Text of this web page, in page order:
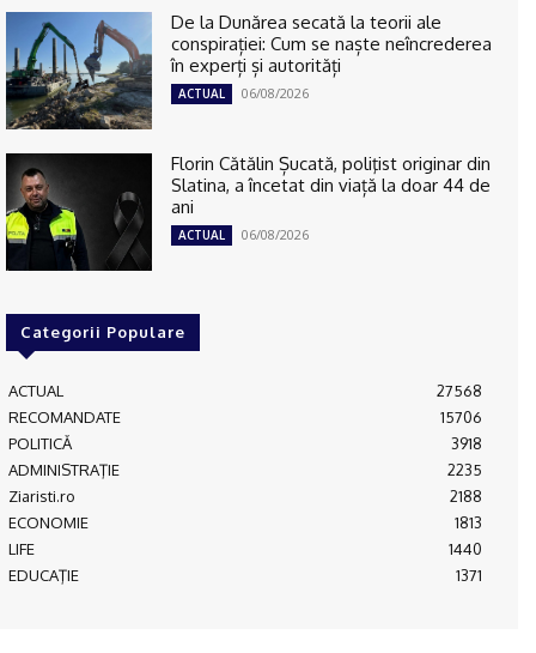
De la Dunărea secată la teorii ale
conspirației: Cum se naște neîncrederea
în experți și autorități
ACTUAL 06/08/2026
Florin Cătălin Șucată, poliţist originar din
Slatina, a încetat din viață la doar 44 de
ani
ACTUAL 06/08/2026
Categorii Populare
ACTUAL
27568
RECOMANDATE
15706
POLITICĂ
3918
ADMINISTRAŢIE
2235
Ziaristi.ro
2188
ECONOMIE
1813
LIFE
1440
EDUCAŢIE
1371